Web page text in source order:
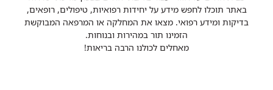
באתר תוכלו לחפש מידע על יחידות רפואיות, טיפולים, רופאים,
בדיקות ומידע רפואי. מצאו את המחלקה או המרפאה המבוקשת
הזמינו תור במהירות ובנוחות.
מאחלים לכולנו הרבה בריאות!